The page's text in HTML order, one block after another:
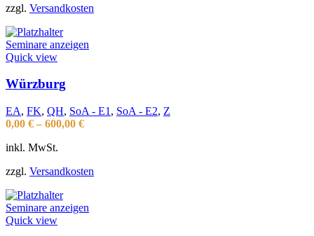
zzgl. Versandkosten
Seminare anzeigen
Quick view
Würzburg
EA, FK, QH, SoA - E1 , SoA - E2, Z
0,00 € – 600,00 €
inkl. MwSt.
zzgl. Versandkosten
Seminare anzeigen
Quick view